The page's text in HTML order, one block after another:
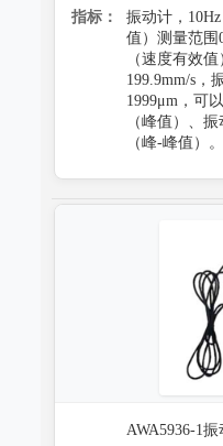
指标：
振动计，
值）测量范围
（速度有效
199.9mm/s，
1999μm，可
（峰值）、
（峰-峰值）。
AWA5936-1